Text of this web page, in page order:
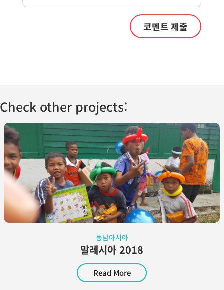
Check other projects:
동남아시아
말레시아 2018
Read More